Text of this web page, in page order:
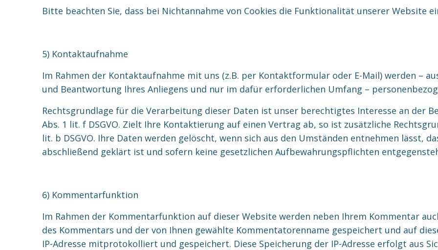
Bitte beachten Sie, dass bei Nichtannahme von Cookies die Funktionalität unserer Website
5) Kontaktaufnahme
Im Rahmen der Kontaktaufnahme mit uns (z.B. per Kontaktformular oder E-Mail) werden –
und Beantwortung Ihres Anliegens und nur im dafür erforderlichen Umfang –
Rechtsgrundlage für die Verarbeitung dieser Daten ist unser berechtigtes Interesse an der
Abs. 1 lit. f DSGVO. Zielt Ihre Kontaktierung auf einen Vertrag ab, so ist zusätzliche
lit. b DSGVO. Ihre Daten werden gelöscht, wenn sich aus den Umständen entnehmen lässt,
abschließend geklärt ist und sofern keine gesetzlichen Aufbewahrungspflichten
6) Kommentarfunktion
Im Rahmen der Kommentarfunktion auf dieser Website werden neben Ihrem Kommentar
des Kommentars und der von Ihnen gewählte Kommentatorenname gespeichert und auf
IP-Adresse mitprotokolliert und gespeichert. Diese Speicherung der IP-Adresse erfolgt aus